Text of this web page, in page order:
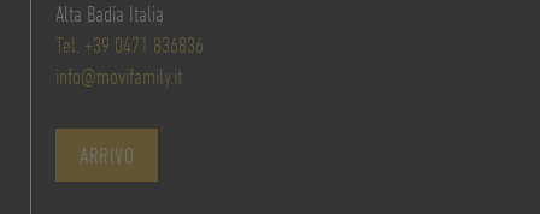
Alta Badia Italia
Tel. +39 0471 836836
info@movifamily.it
ARRIVO